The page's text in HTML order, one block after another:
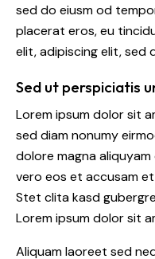
sed do eiusm od
placerat eros, eu
elit, adipiscing elit, sed
Sed ut perspiciatis
Lorem ipsum dolor sit
sed diam nonumy
dolore magna
vero eos et accusam
Stet clita kasd
Lorem ipsum dolor sit
Aliquam laoreet sed